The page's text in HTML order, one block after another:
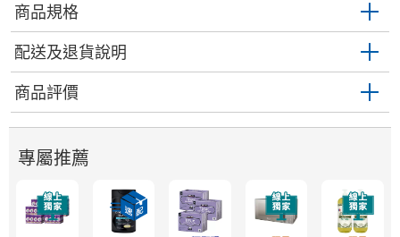
商品規格
配送及退貨說明
商品評價
專屬推薦